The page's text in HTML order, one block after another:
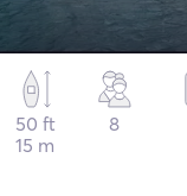
50 ft
15 m
8